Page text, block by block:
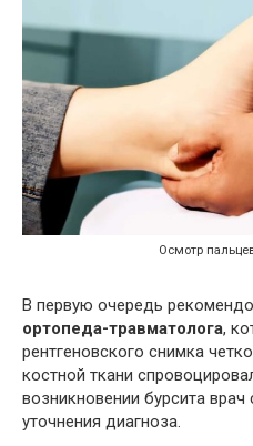
Осмотр
В первую очередь
ортопеда-травматолога,
рентгеновского снимка
костной ткани
возникновении бурсита
уточнения диагноза.